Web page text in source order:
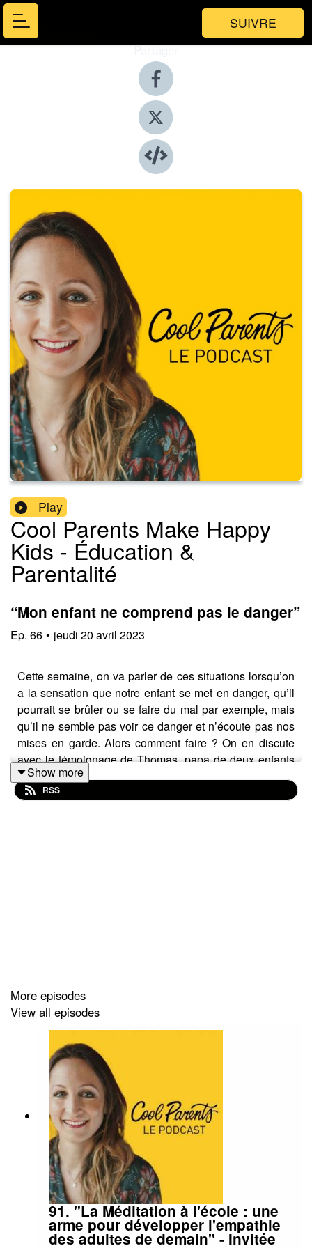
SUIVRE
Partager
Play
Cool Parents Make Happy
Kids - Éducation &
Parentalité
“Mon enfant ne comprend pas le danger”
Ep. 66 • jeudi 20 avril 2023
Cette semaine, on va parler de ces situations lorsqu’on
a la sensation que notre enfant se met en danger, qu’il
pourrait se brûler ou se faire du mal par exemple, mais
qu’il ne semble pas voir ce danger et n’écoute pas nos
mises en garde. Alors comment faire ? On en discute
avec le témoignage de Thomas, papa de deux enfants
de 5ans 1/2 et 3ans 1/2.
Show more
RSS
More episodes
View all episodes
91. "La Méditation à l'école : une
arme pour développer l'empathie
des adultes de demain" - Invitée